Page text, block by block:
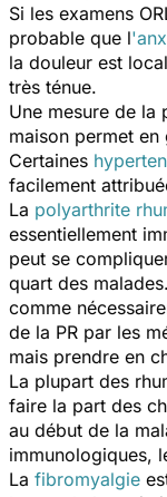
Si les examens
probable que l
la douleur est
très ténue.
Une mesure de la
maison permet
Certaines
facilement
La polyarthrite
essentiellement
peut se
quart des
comme
de la PR par les
mais prendre en
La plupart des
faire la part des
au début de la
immunologiques,
La fibromyalgie